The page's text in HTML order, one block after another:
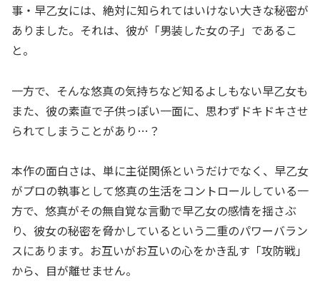
事・早乙女には、絶対に知られてはいけない大きな秘密が
ありました。それは、彼が「男装した女の子」であるこ
と。
一方で、そんな悠真の気持ちなど知るよしもない早乙女も
また、彼の素直で子供っぽい一面に、思わずドキドキさせ
られてしまうことがあり…？
本作の面白さは、単に主従関係というだけでなく、早乙女
がプロの執事として悠真の生活をコントロールしている一
方で、悠真がその無自覚な言動で早乙女の感情を揺さぶ
り、彼女の秘密を脅かしているという二重のパワーバラン
スにあります。お互いがお互いの心をかき乱す「攻防戦」
から、目が離せません。